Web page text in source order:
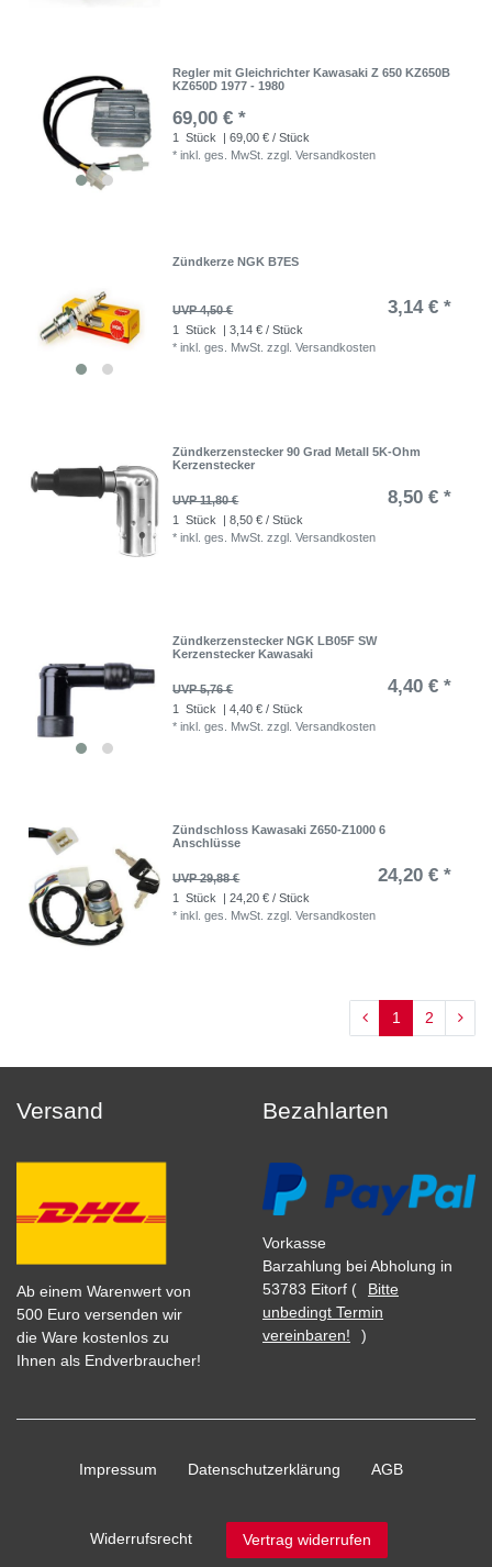
Regler mit Gleichrichter Kawasaki Z 650 KZ650B
KZ650D 1977 - 1980
69,00 € *
1 Stück
| 69,00 € / Stück
*inkl. ges. MwSt. zzgl.Versandkosten
Zündkerze NGK B7ES
UVP 4,50 € 3,14 € *
1 Stück
| 3,14 € / Stück
*inkl. ges. MwSt. zzgl.Versandkosten
Zündkerzenstecker 90 Grad Metall 5K-Ohm
Kerzenstecker
UVP 11,80 € 8,50 € *
1 Stück
| 8,50 € / Stück
*inkl. ges. MwSt. zzgl.Versandkosten
Zündkerzenstecker NGK LB05F SW
Kerzenstecker Kawasaki
UVP 5,76 € 4,40 € *
1 Stück
| 4,40 € / Stück
*inkl. ges. MwSt. zzgl.Versandkosten
Zündschloss Kawasaki Z650-Z1000 6
Anschlüsse
UVP 29,88 € 24,20 € *
1 Stück
| 24,20 € / Stück
*inkl. ges. MwSt. zzgl.Versandkosten
1 2
Versand
Ab einem Warenwert von
500 Euro versenden wir
die Ware kostenlos zu
Ihnen als Endverbraucher!
Bezahlarten
Vorkasse
Barzahlung bei Abholung in
53783 Eitorf (
Bitte
unbedingt Termin
vereinbaren!
)
Impressum Daten­schutz­erklärung AGB
Widerrufs­recht Vertrag widerrufen